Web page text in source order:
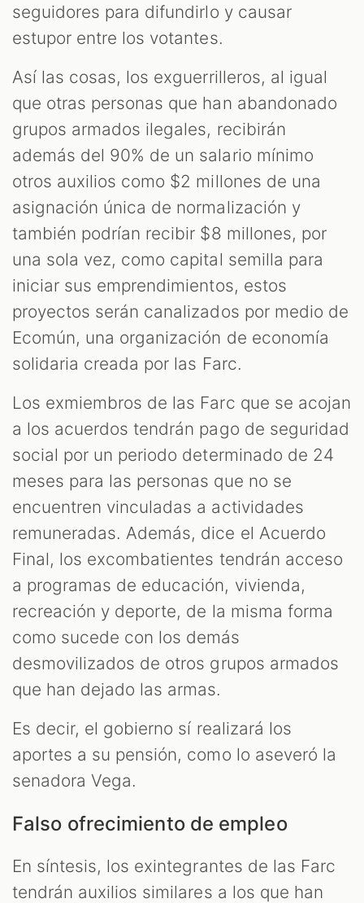
seguidores para difundirlo y causar
estupor entre los votantes.
Así las cosas, los exguerrilleros, al igual
que otras personas que han abandonado
grupos armados ilegales, recibirán
además del 90% de un salario mínimo
otros auxilios como $2 millones de una
asignación única de normalización y
también podrían recibir $8 millones, por
una sola vez, como capital semilla para
iniciar sus emprendimientos, estos
proyectos serán canalizados por medio de
Ecomún, una organización de economía
solidaria creada por las Farc.
Los exmiembros de las Farc que se acojan
a los acuerdos tendrán pago de seguridad
social por un periodo determinado de 24
meses para las personas que no se
encuentren vinculadas a actividades
remuneradas. Además, dice el Acuerdo
Final, los excombatientes tendrán acceso
a programas de educación, vivienda,
recreación y deporte, de la misma forma
como sucede con los demás
desmovilizados de otros grupos armados
que han dejado las armas.
Es decir, el gobierno sí realizará los
aportes a su pensión, como lo aseveró la
senadora Vega.
Falso ofrecimiento de empleo
En síntesis, los exintegrantes de las Farc
tendrán auxilios similares a los que han